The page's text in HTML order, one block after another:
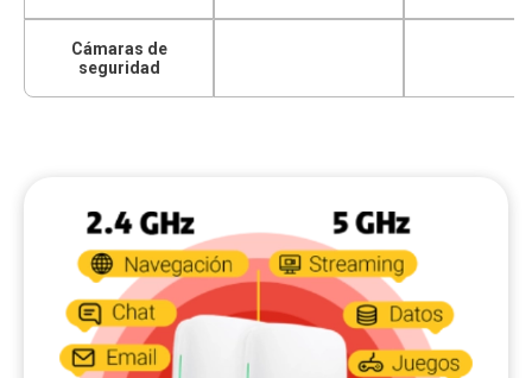
Cámaras de
seguridad